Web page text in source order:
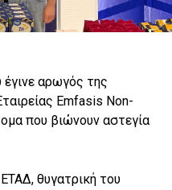
έγινε αρωγός της
Emfasis Non-
που βιώνουν αστεγία
θυγατρική του